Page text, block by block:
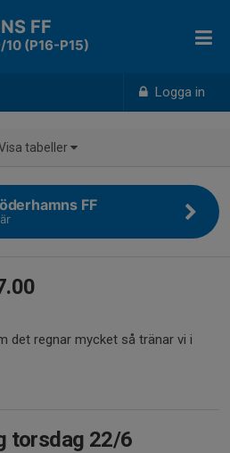
Logga in
FF
(P16-P15)
tabeller
FF
det regnar mycket så tränar vi i
torsdag 22/6